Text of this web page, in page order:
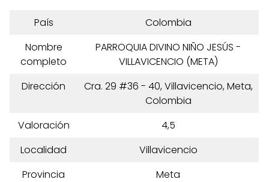
País
Colombia
Nombre
completo
PARROQUIA DIVINO NIÑO JESÚS -
VILLAVICENCIO (META)
Dirección
Cra. 29 #36 - 40, Villavicencio, Meta,
Colombia
Valoración
4,5
Localidad
Villavicencio
Provincia
Meta